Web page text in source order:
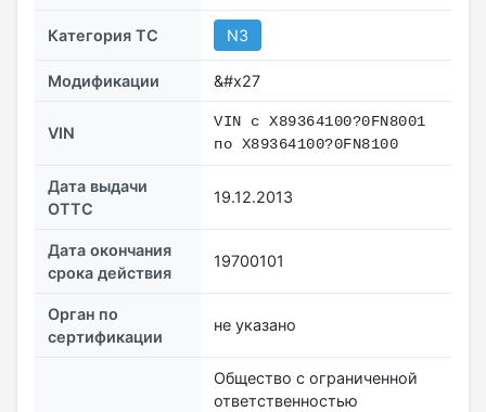
Категория ТС N3
Модификации &#x27
VIN
VIN с Х89364100?0FN8001
по Х89364100?0FN8100
Дата выдачи
ОТТС
19.12.2013
Дата окончания
срока действия
19700101
Орган по
сертификации
не указано
Общество с ограниченной
ответственностью